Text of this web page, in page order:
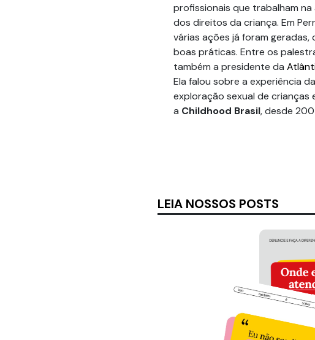
profissionais que trabalham
dos direitos da criança. Em
várias ações já foram geradas,
boas práticas. Entre os
também a presidente da
Ela falou sobre a experiência
exploração sexual de crianças
a Childhood Brasil, desde
LEIA NOSSOS POSTS